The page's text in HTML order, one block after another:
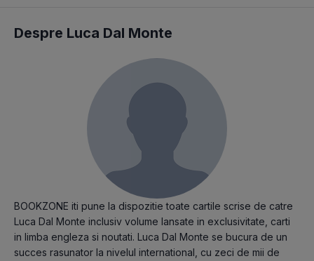
Despre Luca Dal Monte
BOOKZONE iti pune la dispozitie toate cartile scrise de catre
Luca Dal Monte inclusiv volume lansate in exclusivitate, carti
in limba engleza si noutati. Luca Dal Monte se bucura de un
succes rasunator la nivelul international, cu zeci de mii de